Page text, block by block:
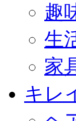
趣
生
家
キレ